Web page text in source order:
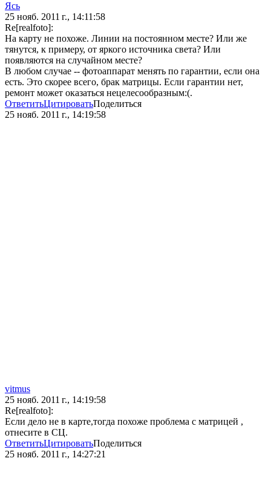
Ясь
25 нояб. 2011 г., 14:11:58
Re[realfoto]:
На карту не похоже. Линии на постоянном месте? Или же
тянутся, к примеру, от яркого источника света? Или
появляются на случайном месте?
В любом случае -- фотоаппарат менять по гарантии, если она
есть. Это скорее всего, брак матрицы. Если гарантии нет,
ремонт может оказаться нецелесообразным:(.
ОтветитьЦитироватьПоделиться
25 нояб. 2011 г., 14:19:58
vitmus
25 нояб. 2011 г., 14:19:58
Re[realfoto]:
Если дело не в карте,тогда похоже проблема с матрицей ,
отнесите в СЦ.
ОтветитьЦитироватьПоделиться
25 нояб. 2011 г., 14:27:21